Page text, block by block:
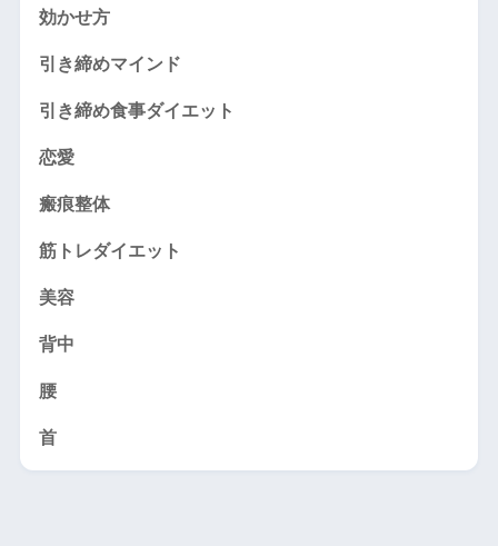
効かせ方
引き締めマインド
引き締め食事ダイエット
恋愛
瘢痕整体
筋トレダイエット
美容
背中
腰
首